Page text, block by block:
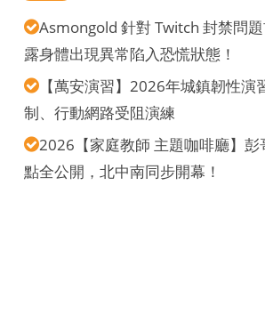
Asmongold 針對 Twitch 封禁問
露身體出現異常陷入恐慌狀態！
【萬安演習】2026年城鎮韌性演
制、行動網路受阻演練
2026【家庭教師 主題咖啡廳】彭
點全公開，北中南同步開幕！